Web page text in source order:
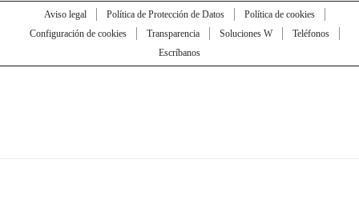
Aviso legal Política de Protección de Datos
Política de cookies
Configuración de cookies
Transparencia Soluciones W
Teléfonos
Escríbanos